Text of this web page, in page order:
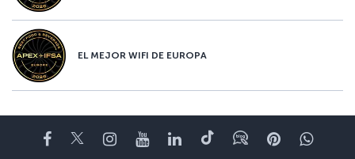
EL MEJOR WIFI DE EUROPA
Facebook
TwitterInstagram
YouTubeLinkedIn
TikTokBlogPinterest